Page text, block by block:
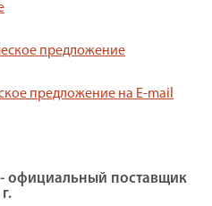
предложение
предложение на E-mail
официальный поставщик